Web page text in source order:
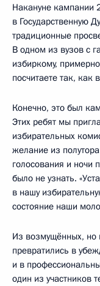
Накануне кампании
в Государственную
традиционные
В одном из вузов с
избиркому,
посчитаете так, как
Конечно, это был
Этих ребят мы
избирательных
желание из
голосования и ночи
было не узнать.
в нашу
состояние наши
Из возмущённых, но
превратились в
и в
один из участников